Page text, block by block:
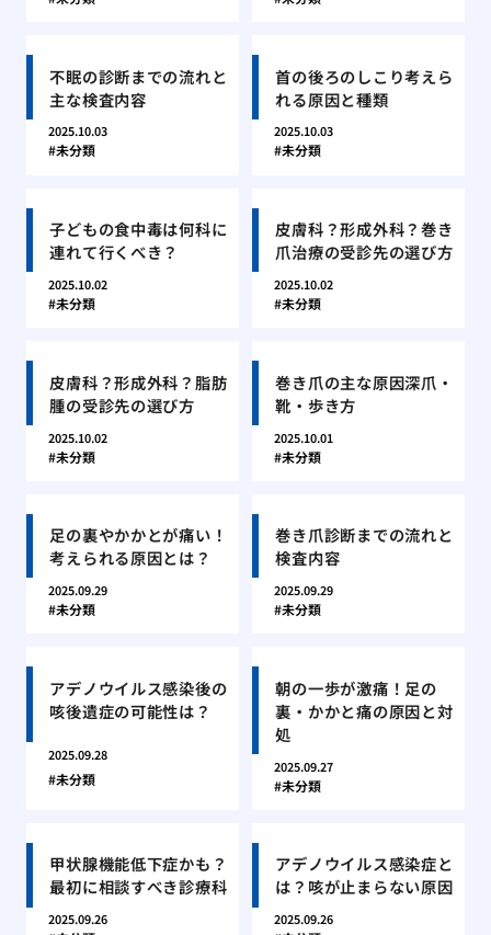
不眠の診断までの流れと
主な検査内容
2025.10.03
未分類
首の後ろのしこり考えら
れる原因と種類
2025.10.03
未分類
子どもの食中毒は何科に
連れて行くべき？
2025.10.02
未分類
皮膚科？形成外科？巻き
爪治療の受診先の選び方
2025.10.02
未分類
皮膚科？形成外科？脂肪
腫の受診先の選び方
2025.10.02
未分類
巻き爪の主な原因深爪・
靴・歩き方
2025.10.01
未分類
足の裏やかかとが痛い！
考えられる原因とは？
2025.09.29
未分類
巻き爪診断までの流れと
検査内容
2025.09.29
未分類
アデノウイルス感染後の
咳後遺症の可能性は？
2025.09.28
未分類
朝の一歩が激痛！足の
裏・かかと痛の原因と対
処
2025.09.27
未分類
甲状腺機能低下症かも？
最初に相談すべき診療科
2025.09.26
アデノウイルス感染症と
は？咳が止まらない原因
2025.09.26